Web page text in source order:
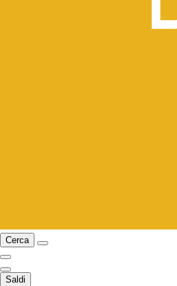
Cerca
Saldi